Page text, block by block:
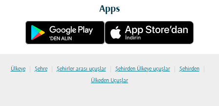
Apps
Ülkeye | Şehre | Şehirler arası uçuşlar | Şehirden Ülkeye uçuşlar | Şehirden |
Ülkeden Uçuşlar